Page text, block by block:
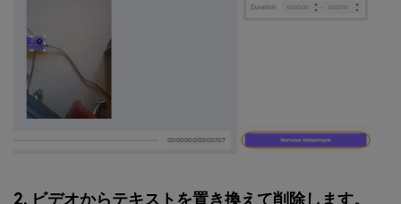
2. ビデオからテキストを置き換えて削除します。